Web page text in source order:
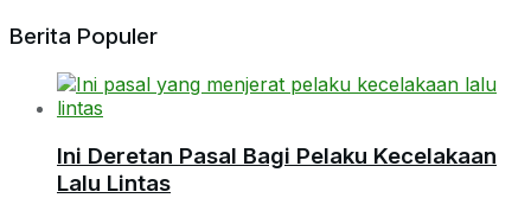
Berita Populer
Ini Deretan Pasal Bagi Pelaku Kecelakaan
Lalu Lintas